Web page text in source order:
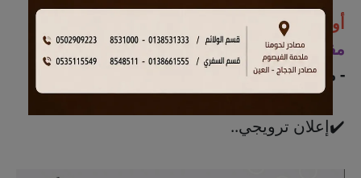
أوقات دوام المعرض:
مفتوح طوال الأسبوع متواصل
- من9:00صباحاً حتى 9:00 مساءً
✔️إعلان ترويجي..